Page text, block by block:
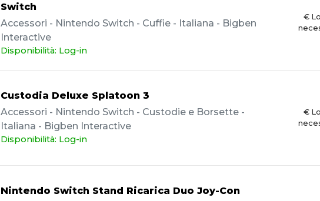
Switch
Accessori - Nintendo Switch - Cuffie - Italiana - Bigben
Interactive
Disponibilità: Log-in
€
Custodia Deluxe Splatoon 3
Accessori - Nintendo Switch - Custodie e Borsette -
Italiana - Bigben Interactive
Disponibilità: Log-in
€
Nintendo Switch Stand Ricarica Duo Joy-Con